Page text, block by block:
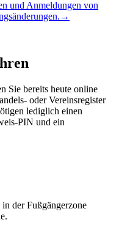
und Anmeldungen von
→
Sie bereits heute online
oder Vereinsregister
lediglich einen
PIN und ein
der Fußgängerzone